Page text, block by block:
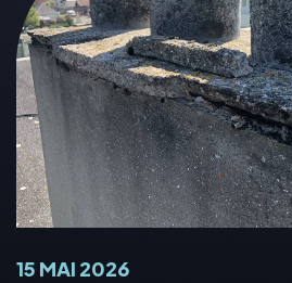
15 MAI 2026